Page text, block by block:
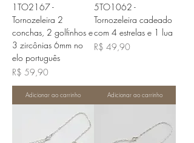
1TO2167 -
Tornozeleira 2
conchas, 2 golfinhos e
3 zircônias 6mm no
elo português
Preço
R$ 59,90
Adicionar ao carrinho
5TO1062 -
Tornozeleira cadeado
com 4 estrelas e 1 lua
Preço
R$ 49,90
Adicionar ao carrinho